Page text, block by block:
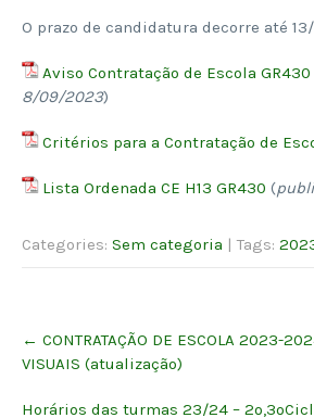
O prazo de candidatura decorre até
Aviso Contratação de Escola GR430
8/09/2023)
Critérios para a Contratação de
Lista Ordenada CE H13 GR430 (
Categories: Sem categoria | Tags:
navigation
← CONTRATAÇÃO DE ESCOLA 2023-
VISUAIS (atualização)
Horários das turmas 23/24 –